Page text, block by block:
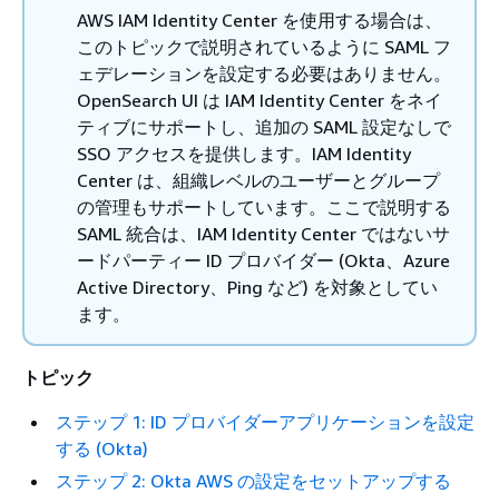
AWS IAM Identity Center を使用する場合は、
このトピックで説明されているように SAML フ
ェデレーションを設定する必要はありません。
OpenSearch UI は IAM Identity Center をネイ
ティブにサポートし、追加の SAML 設定なしで
SSO アクセスを提供します。IAM Identity
Center は、組織レベルのユーザーとグループ
の管理もサポートしています。ここで説明する
SAML 統合は、IAM Identity Center ではないサ
ードパーティー ID プロバイダー (Okta、Azure
Active Directory、Ping など) を対象としてい
ます。
トピック
ステップ 1: ID プロバイダーアプリケーションを設定
する (Okta)
ステップ 2: Okta AWS の設定をセットアップする